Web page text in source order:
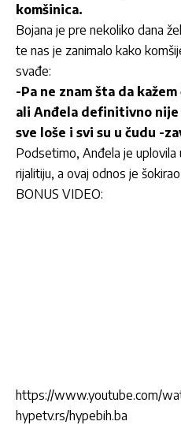
komšinica.
Bojana je pre nekoliko dana
te nas je zanimalo kako
svađe:
-Pa ne znam šta da
ali Anđela definitivno nije
sve loše i svi su u čudu -
Podsetimo, Anđela je uplovila
rijalitiju, a ovaj odnos je
BONUS VIDEO:
https://www.youtube.com/
hypetv.rs/hypebih.ba